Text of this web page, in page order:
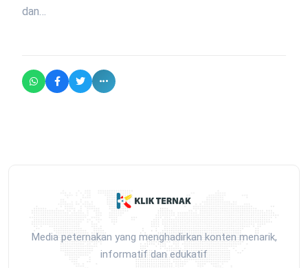
dan…
Media peternakan yang menghadirkan konten menarik,
informatif dan edukatif